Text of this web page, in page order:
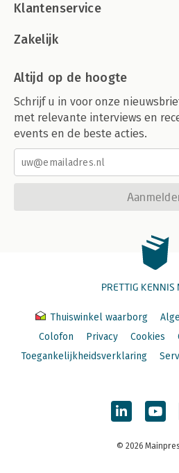
Klantenservice
Zakelijk
Altijd op de hoogte
Schrijf u in voor onze
met relevante interviews en
events en de beste acties.
PRETTIG KENNIS
Thuiswinkel waarborg
Colofon
Privacy Cookies
Toegankelijkheidsverklaring
© 2026